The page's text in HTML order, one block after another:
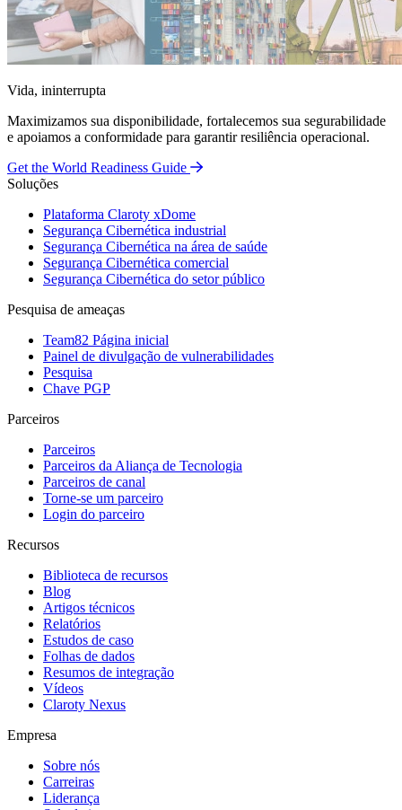
Vida, ininterrupta
Maximizamos sua disponibilidade, fortalecemos sua segurabilidade
e apoiamos a conformidade para garantir resiliência operacional.
Get the World Readiness Guide
Soluções
Plataforma Claroty xDome
Segurança Cibernética industrial
Segurança Cibernética na área de saúde
Segurança Cibernética comercial
Segurança Cibernética do setor público
Pesquisa de ameaças
Team82 Página inicial
Painel de divulgação de vulnerabilidades
Pesquisa
Chave PGP
Parceiros
Parceiros
Parceiros da Aliança de Tecnologia
Parceiros de canal
Torne-se um parceiro
Login do parceiro
Recursos
Biblioteca de recursos
Blog
Artigos técnicos
Relatórios
Estudos de caso
Folhas de dados
Resumos de integração
Vídeos
Claroty Nexus
Empresa
Sobre nós
Carreiras
Liderança